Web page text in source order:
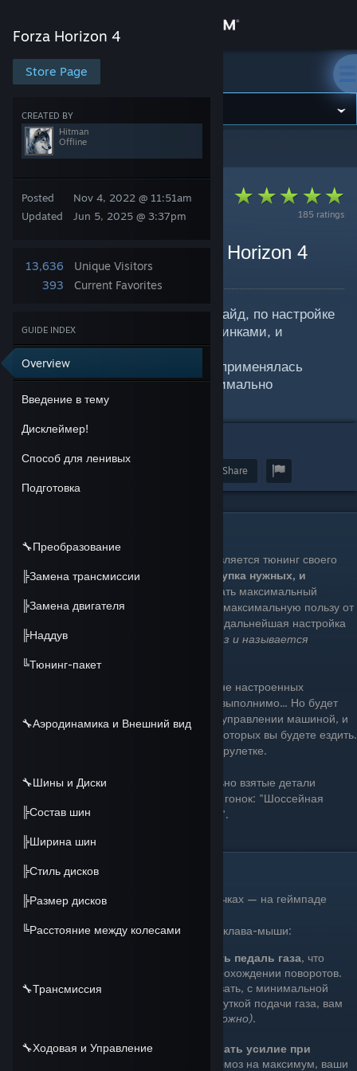
Store
Community
About
Support
Get the Steam Mobile App
Forza Horizon 4
Store Page
CREATED BY
Hitman
Offline
Posted
Updated
Nov 4, 2022 @ 11:51am
Jun 5, 2025 @ 3:37pm
13,636
Unique Visitors
393
Current Favorites
GUIDE INDEX
Overview
Введение в тему
Дисклеймер!
Способ для ленивых
Подготовка
🔧Преобразование
╠Замена трансмиссии
╠Замена двигателя
╠Наддув
╚Тюнинг-пакет
🔧Аэродинамика и Внешний вид
🔧Шины и Диски
╠Состав шин
╠Ширина шин
╠Стиль дисков
╠Размер дисков
╚Расстояние между колесами
🔧Трансмиссия
🔧Ходовая и Управление
Forza Horizon 4
Forza Horizon 4
185 ratings
Гайд по тюнингу | Forza Horizon 4
By Hitman
Самый подробный и детальный гайд, по настройке
машин в FH4, с примерами, картинками, и
видосами))
Вся информация проверялась и применялась
мной на практике, и подана максимально
структурировано.
Share
Одной из весомых составляющих игры, является тюнинг своего
авто. Под тюнингом подразумевается
покупка нужных, и
— чтобы набрать максимальный
гирскор в классе, при этом, чтоб получить максимальную пользу от
приобретённых комплектующих. И так-же дальнейшая настройка
машины(в игре данная настройка как раз и называется
Вы можете конечно ездить на стоковых и не настроенных
машинах. И в какой-то степени, это даже выполнимо... Но будет
требовать от вас излишнего мастерства в управлении машиной, и
практически идеального знания трасс на которых вы будете ездить.
И подобная езда будет сравнима русской рулетке.
В этом руководстве я расскажу про отдельно взятые детали
тюнинга и их настройки, для каждого типа гонок: "Шоссейная
серия", "Грунтовая серия", и "Автокроссы".
Дисклеймер!
Лично я езжу в форзе, да и вообще в гоночках — на геймпаде
Вкратце объясню почему геймпад, лучше клава-мыши:
У вас есть возможность дозировать педаль газа, что
позволяет избегать разворотов при прохождении поворотов.
Позволяет более эффективно стартовать, с минимальной
пробуксовкой колёс. И дрифтить без чуткой подачи газа, вам
(но всё-же возможно).
У вас есть возможность регулировать усилие при
, если просто выжать тормоз на максимум, ваши